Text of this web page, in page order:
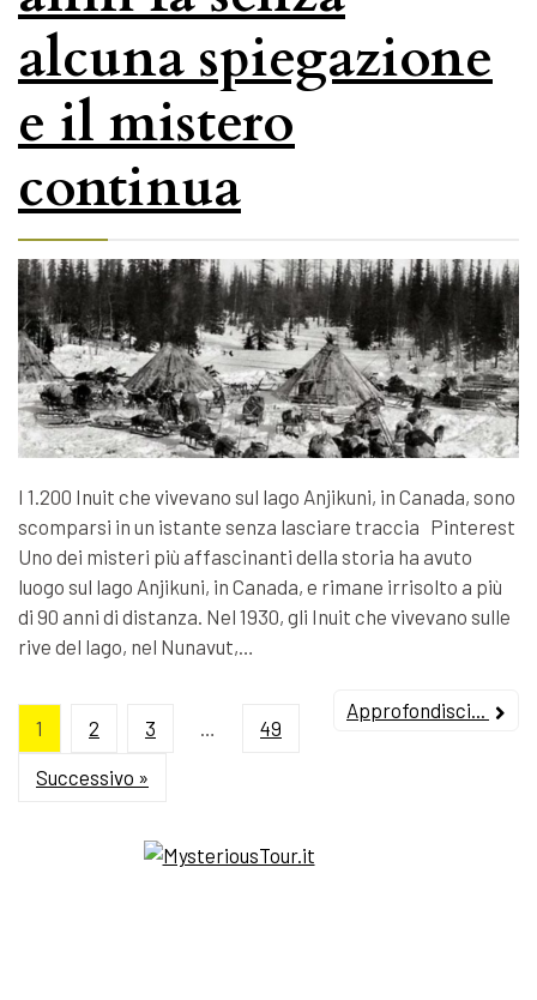
alcuna spiegazione
e il mistero
continua
I 1.200 Inuit che vivevano sul lago Anjikuni, in Canada, sono
scomparsi in un istante senza lasciare traccia Pinterest
Uno dei misteri più affascinanti della storia ha avuto
luogo sul lago Anjikuni, in Canada, e rimane irrisolto a più
di 90 anni di distanza. Nel 1930, gli Inuit che vivevano sulle
rive del lago, nel Nunavut,…
Approfondisci...
1 2 3 49
Successivo »